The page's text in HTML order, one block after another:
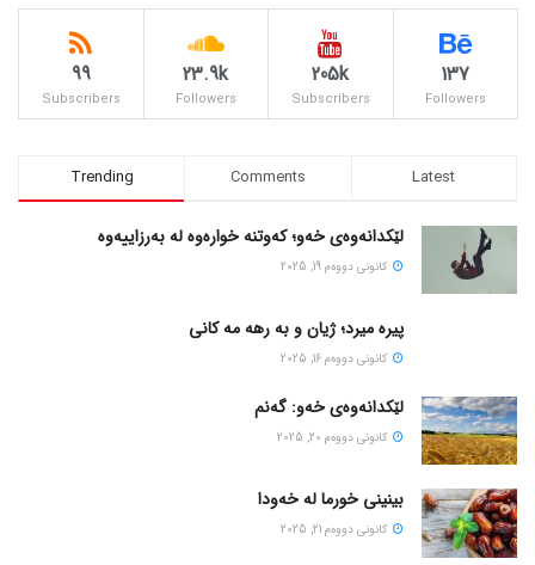
137
Followers
205k
Subscribers
23.9k
Followers
99
Subscribers
Trending Comments Latest
لێکدانەوەی خەو؛ کەوتنە خوارەوە لە بەرزاییەوە
كانونی دووه‌م 19, 2025
پیره میرد؛ ژیان و به رهه مه کانی
كانونی دووه‌م 16, 2025
لێکدانەوەی خەو: گەنم
كانونی دووه‌م 20, 2025
بینینی خورما لە خەودا
كانونی دووه‌م 21, 2025